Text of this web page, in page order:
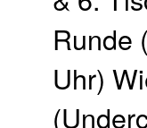
Runde
Uhr)